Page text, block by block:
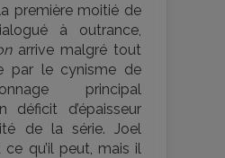
première moitié de
à outrance,
arrive malgré tout
par le cynisme de
principal
déficit d’épaisseur
de la série. Joel
qu’il peut, mais il